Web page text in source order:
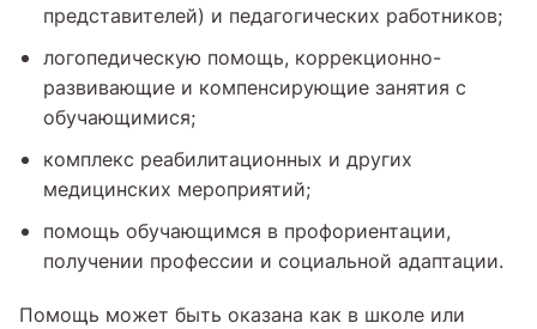
представителей) и педагогических работников;
логопедическую помощь, коррекционно-
развивающие и компенсирующие занятия с
обучающимися;
комплекс реабилитационных и других
медицинских мероприятий;
помощь обучающимся в профориентации,
получении профессии и социальной адаптации.
Помощь может быть оказана как в школе или